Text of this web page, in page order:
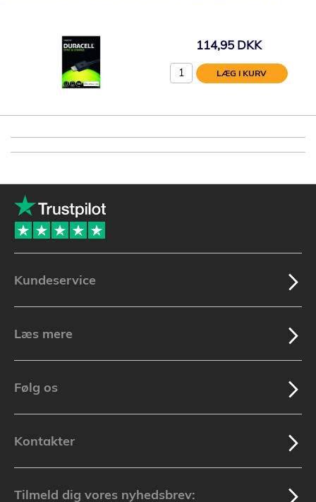
114,95 DKK
LÆG I KURV
Kundeservice
Læs mere
Følg os
Kontakter
Tilmeld dig vores nyhedsbrev: